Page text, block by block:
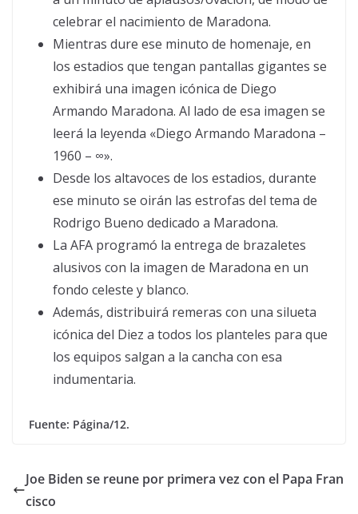
celebrar el nacimiento de Maradona.
Mientras dure ese minuto de homenaje, en
los estadios que tengan pantallas gigantes se
exhibirá una imagen icónica de Diego
Armando Maradona. Al lado de esa imagen se
leerá la leyenda «Diego Armando Maradona –
1960 – ∞».
Desde los altavoces de los estadios, durante
ese minuto se oirán las estrofas del tema de
Rodrigo Bueno dedicado a Maradona.
La AFA programó la entrega de brazaletes
alusivos con la imagen de Maradona en un
fondo celeste y blanco.
Además, distribuirá remeras con una silueta
icónica del Diez a todos los planteles para que
los equipos salgan a la cancha con esa
indumentaria.
Fuente: Página/12.
Joe Biden se reune por primera vez con el Papa Fran
cisco